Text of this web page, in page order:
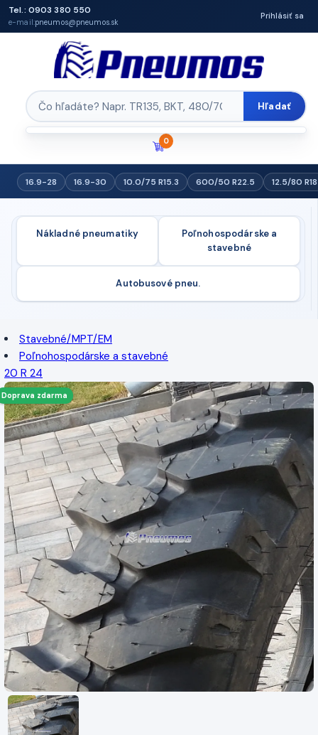
Tel.: 0903 380 550
e-mail:pneumos@pneumos.sk
Prihlásiť sa
Hľadať
0
16.9-28 16.9-30 10.0/75 R15.3 600/50 R22.5 12.5/80 R18
Nákladné pneumatiky
Poľnohospodárske a
stavebné
Autobusové pneu.
Stavebné/MPT/EM
Poľnohospodárske a stavebné
20 R 24
Doprava zdarma